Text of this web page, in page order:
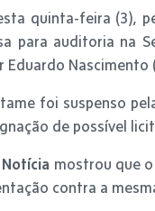
quinta-feira (3),
para auditoria na
Nascimento
foi suspenso
de possível
mostrou que o
contra a